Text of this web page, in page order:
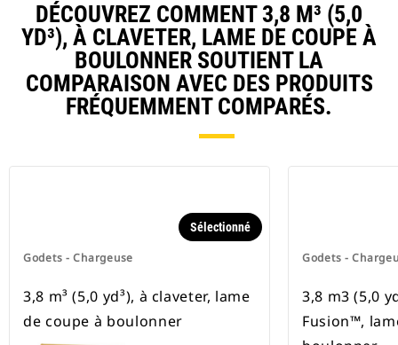
DÉCOUVREZ COMMENT 3,8 M³ (5,0
YD³), À CLAVETER, LAME DE COUPE À
BOULONNER SOUTIENT LA
COMPARAISON AVEC DES PRODUITS
FRÉQUEMMENT COMPARÉS.
Godets - Chargeuse
Sélectionné
3,8 m³ (5,0 yd³), à claveter, lame
de coupe à boulonner
Godets -
3,8 m3 (5,0
Fusion™,